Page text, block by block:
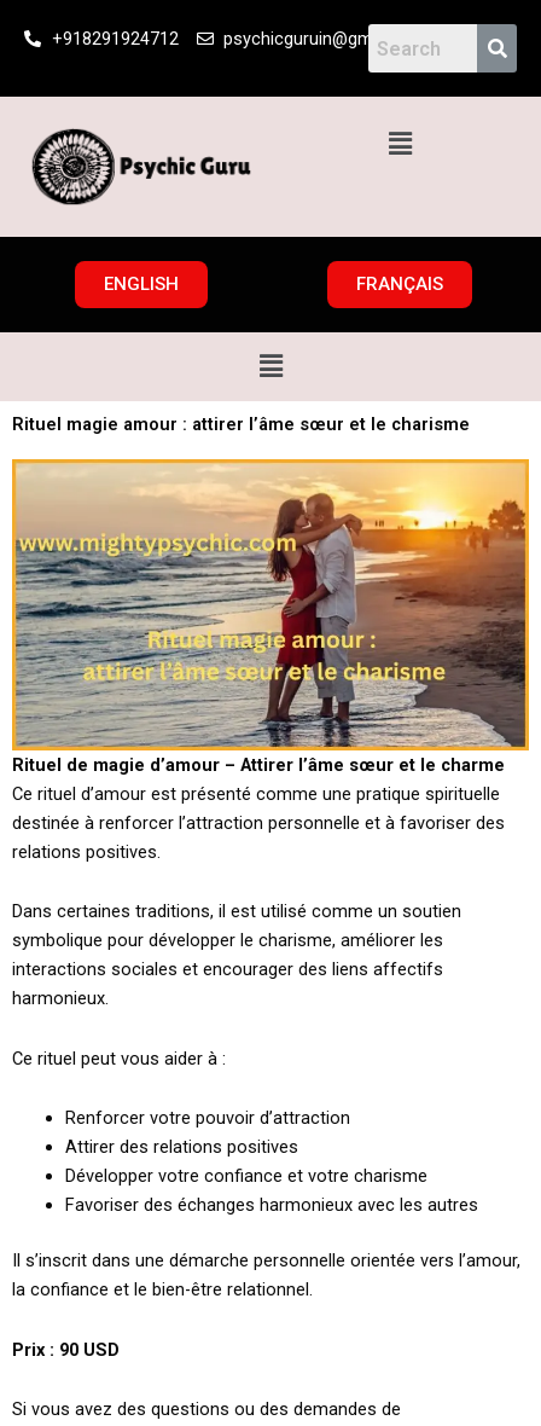
+918291924712 psychicguruin@gmail.com
Menu
ENGLISH FRANÇAIS
Menu
Rituel magie amour : attirer l’âme sœur et le charisme
Rituel de magie d’amour – Attirer l’âme sœur et le charme
Ce rituel d’amour est présenté comme une pratique spirituelle
destinée à renforcer l’attraction personnelle et à favoriser des
relations positives.
Dans certaines traditions, il est utilisé comme un soutien
symbolique pour développer le charisme, améliorer les
interactions sociales et encourager des liens affectifs
harmonieux.
Ce rituel peut vous aider à :
Renforcer votre pouvoir d’attraction
Attirer des relations positives
Développer votre confiance et votre charisme
Favoriser des échanges harmonieux avec les autres
Il s’inscrit dans une démarche personnelle orientée vers l’amour,
la confiance et le bien-être relationnel.
Prix : 90 USD
Si vous avez des questions ou des demandes de